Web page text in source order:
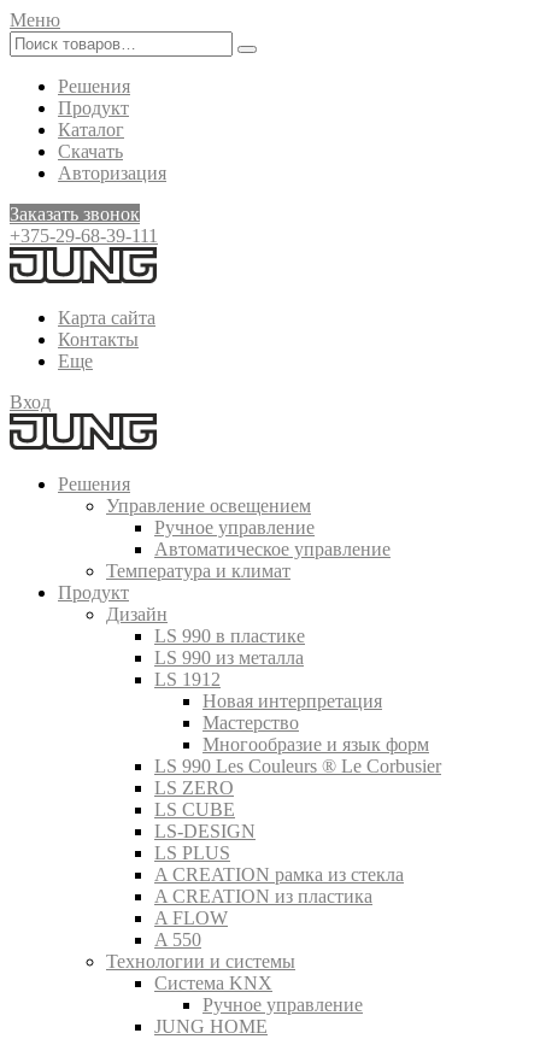
Меню
Решения
Продукт
Каталог
Скачать
Авторизация
Заказать звонок
+375-29-68-39-111
Карта сайта
Контакты
Еще
Вход
Решения
Управление освещением
Ручное управление
Автоматическое управление
Температура и климат
Продукт
Дизайн
LS 990 в пластике
LS 990 из металла
LS 1912
Новая интерпретация
Мастерство
Многообразие и язык форм
LS 990 Les Couleurs ® Le Corbusier
LS ZERO
LS CUBE
LS-DESIGN
LS PLUS
A CREATION рамка из стекла
A CREATION из пластика
A FLOW
A 550
Технологии и системы
Система KNX
Ручное управление
JUNG HOME